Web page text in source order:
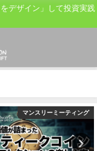
デザイン」して投資実践
マンスリーミーティング